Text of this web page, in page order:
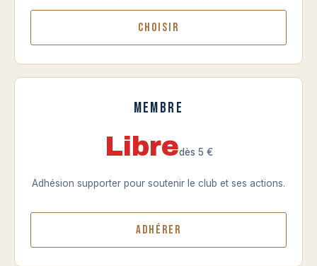
Choisir
Membre
Libredès 5 €
Adhésion supporter pour soutenir le club et ses actions.
Adhérer